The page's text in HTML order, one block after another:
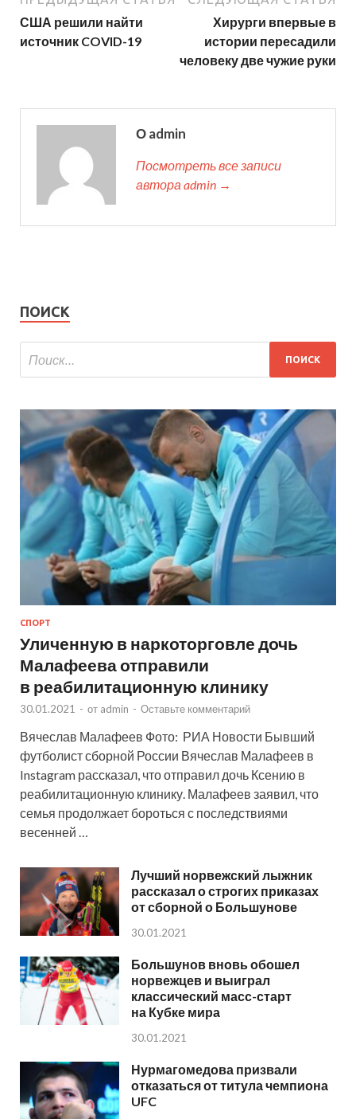
США решили найти
источник COVID-19
Хирурги впервые в
истории пересадили
человеку две чужие руки
О admin
Посмотреть все записи
автора admin →
ПОИСК
СПОРТ
Уличенную в наркоторговле дочь
Малафеева отправили
в реабилитационную клинику
30.01.2021 - от admin - Оставьте комментарий
Вячеслав Малафеев Фото: РИА Новости Бывший
футболист сборной России Вячеслав Малафеев в
Instagram рассказал, что отправил дочь Ксению в
реабилитационную клинику. Малафеев заявил, что
семья продолжает бороться с последствиями
весенней …
Лучший норвежский лыжник
рассказал о строгих приказах
от сборной о Большунове
30.01.2021
Большунов вновь обошел
норвежцев и выиграл
классический масс-старт
на Кубке мира
30.01.2021
Нурмагомедова призвали
отказаться от титула чемпиона
UFC